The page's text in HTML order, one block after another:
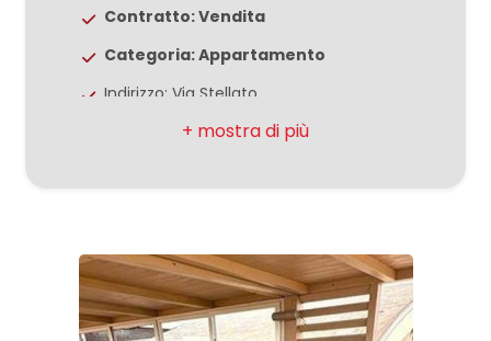
Contratto: Vendita
Categoria: Appartamento
Indirizzo: Via Stellato
Comune: San Prisco
Locali: 4
Stato conservazione: Ottimo